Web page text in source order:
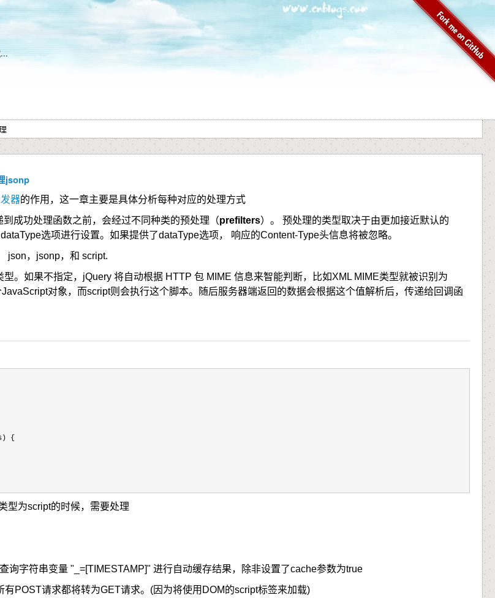
jsonp
器的作用，这一章主要是具体分析每种对应的处理方式
成功处理函数之前，会经过不同种类的预处理（prefilters）。 预处理的类型取决于由更加接近默认的
dataType选项进行设置。如果提供了dataType选项， 响应的Content-Type头信息将被忽略。
json，jsonp，和 script.
。如果不指定，jQuery 将自动根据 HTTP 包 MIME 信息来智能判断，比如XML MIME类型就被识别为
对象，而script则会执行这个脚本。随后服务器端返回的数据会根据这个值解析后，传递给回调函
{
型为script的时候，需要处理
询字符串变量 "_=[TIMESTAMP]" 进行自动缓存结果，除非设置了cache参数为true
POST请求都将转为GET请求。(因为将使用DOM的script标签来加载)